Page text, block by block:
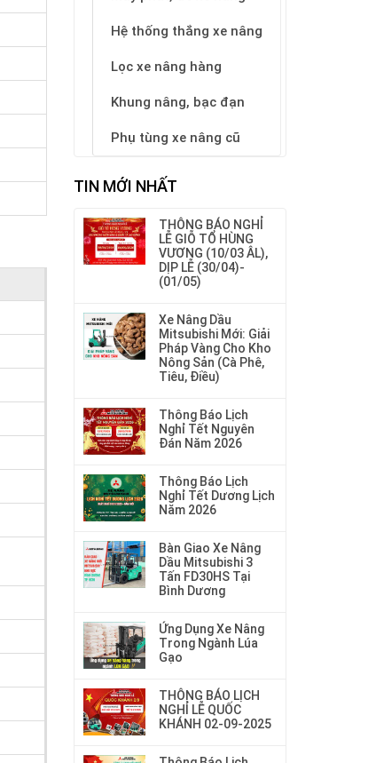
Hệ thống thắng xe nâng
Lọc xe nâng hàng
Khung nâng, bạc đạn
Phụ tùng xe nâng cũ
TIN MỚI NHẤT
THÔNG BÁO NGHỈ
LỄ GIỖ TỔ HÙNG
VƯƠNG (10/03 ÂL),
DỊP LỄ (30/04)-
(01/05)
Xe Nâng Dầu
Mitsubishi Mới: Giải
Pháp Vàng Cho Kho
Nông Sản (Cà Phê,
Tiêu, Điều)
Thông Báo Lịch
Nghỉ Tết Nguyên
Đán Năm 2026
Thông Báo Lịch
Nghỉ Tết Dương Lịch
Năm 2026
Bàn Giao Xe Nâng
Dầu Mitsubishi 3
Tấn FD30HS Tại
Bình Dương
Ứng Dụng Xe Nâng
Trong Ngành Lúa
Gạo
THÔNG BÁO LỊCH
NGHỈ LỄ QUỐC
KHÁNH 02-09-2025